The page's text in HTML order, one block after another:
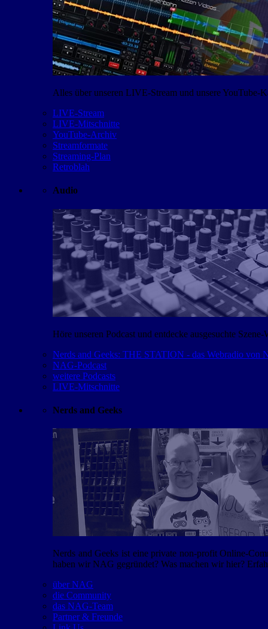
Alles über unseren LIVE-Stream und unsere YouTube-
LIVE-Stream
LIVE-Mitschnitte
YouTube-Archiv
Streamformate
Streaming-Plan
Retroblah
Audio
Höre unseren Podcast und entdecke ausgesuchte Szene-
Nerds and Geeks: THE STATION - das Webradio von
NAG-Podcast
weitere Podcasts
LIVE-Mitschnitte
Nerds and Geeks
Nerds and Geeks ist eine private non-profit Online-
haben wir NAG gegründet? Was machen wir hier?
über NAG
die Community
das NAG-Team
Partner & Freunde